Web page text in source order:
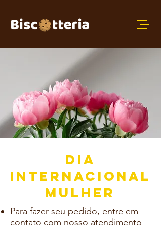
DIA
INTERNACIONAL
MULHER
Para fazer seu pedido, entre em
contato com nosso atendimento